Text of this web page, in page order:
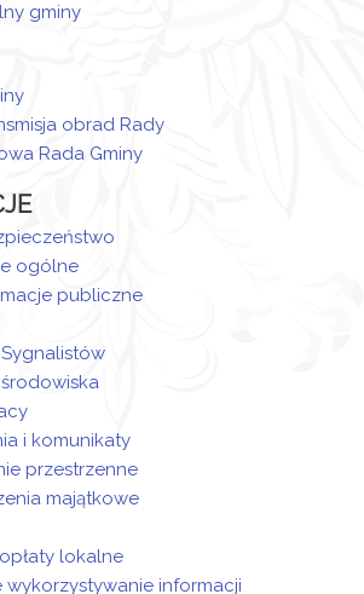
gminy
obrad Rady
Rada Gminy
ogólne
publiczne
i komunikaty
przestrzenne
majątkowe
lokalne
wykorzystywanie informacji